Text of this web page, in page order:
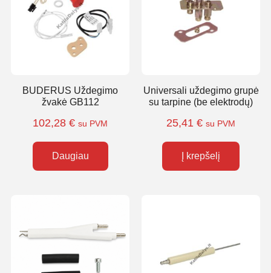
BUDERUS Uždegimo
žvakė GB112
102,28 € su PVM
Daugiau
Universali uždegimo grupė
su tarpine (be elektrodų)
25,41 € su PVM
Į krepšelį